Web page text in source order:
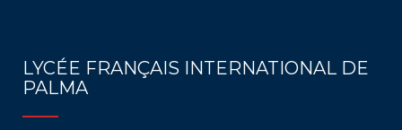
LYCÉE FRANÇAIS INTERNATIONAL DE
PALMA